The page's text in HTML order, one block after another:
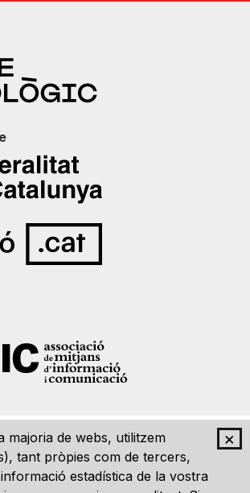
×
majoria de webs, utilitzem
tant pròpies com de tercers,
estadística de la vostra
Imatge Gràfica Avís legal